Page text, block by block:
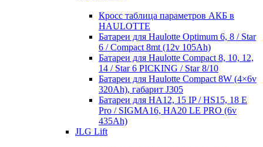
Кросc таблица параметров АКБ в
HAULOTTE
Батареи для Haulotte Optimum 6, 8 / Star
6 / Compact 8mt (12v 105Ah)
Батареи для Haulotte Compact 8, 10, 12,
14 / Star 6 PICKING / Star 8/10
Батареи для Haulotte Compact 8W (4×6v
320Ah), габарит J305
Батареи для HA12, 15 IP / HS15, 18 E
Pro / SIGMA16, HA20 LE PRO (6v
435Ah)
JLG Lift